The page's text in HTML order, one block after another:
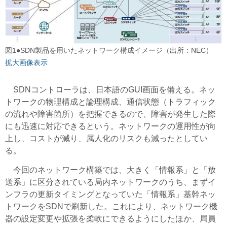
図1●SDN製品を用いたネットワーク構成イメージ（出所：NEC）
拡大画像表示
SDNコントローラは、日本語のGUI画面を備える。ネッ
トワークの物理構成と論理構成、通信状態（トラフィック
の流れや障害箇所）を把握できるので、障害が発生した際
にも迅速に対応できるという。ネットワークの運用性が向
上し、コストが減り、属人化のリスクも減ったとしてい
る。
今回のネットワーク構築では、大きく「情報系」と「放
送系」に区分されている局内ネットワークのうち、まずイ
ンフラの更新タイミングとなっていた「情報系」基幹ネッ
トワークをSDNで刷新した。これにより、ネットワーク機
器の設定変更や拡張を柔軟にできるようにしたほか、局員